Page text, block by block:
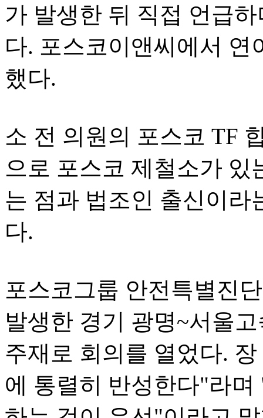
가 발생한 뒤 직접 언급
다. 포스코이앤씨에서 연
했다.
소 전 의원의 포스코 TF
으로 포스코 제철소가 있
는 점과 법조인 출신이라
다.
포스코그룹 안전특별진
발생한 경기 광명~서울
주재로 회의를 열었다.
에 통렬히 반성한다"라